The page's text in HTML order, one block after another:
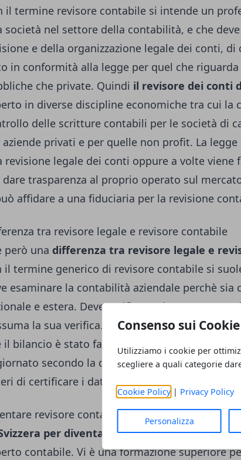
Consenso sui Cookie
Utilizziamo i cookie per
scegliere a quali categorie
Cookie Policy| Privacy Policy
Personalizza
il termine revisore contabile si intende un
società nel settore della contabilità, e che
e della organizzazione legale dei conti,
in conformità alla legge per quel che
che private. Quindi il revisore dei conti
in diverse discipline economiche tra cui la
delle scritture contabili per le società di
aziende privati e per quelle non profit. La
revisione legale dei conti oppure a volte
dare trasparenza al proprio operato sul
affidare a una fiduciaria per la revisione
tra revisore legale e revisore contabile
però una differenza tra revisore legale e
il termine generico di revisore contabile si
esaminare la contabilità aziendale perchè sia
e estera. Deve verificarne l'esattezza e
la sua verifica. Invece il revisore legale è
il bilancio è stato fatto secondo i corretti
secondo la dottrina, la pratica e le
di certificare i dati di bilancio e l'autenticità
revisore contabile in Svizzera
per diventare revisore contabilesi
contabile. Vi è una formazione superiore